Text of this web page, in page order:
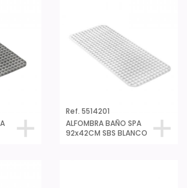
Ref. 5514201
ALFOMBRA BAÑO SPA
92x42CM SBS BLANCO